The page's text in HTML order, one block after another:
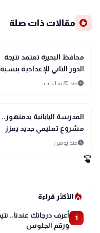
recommend مقالات ذات صلة
location_city
بحراوي
محافظ البحيرة تعتمد نتيجة
الدور الثاني للإعدادية بنسبة
نجاح 100%
scheduleمنذ 20 ساعات
location_city
بحراوي
المدرسة اليابانية بدمنهور..
مشروع تعليمي جديد يعزز
مستقبل التعليم في البحيرة
scheduleمنذ يومين
swipe
local_fire_departmentالأكثر قراءة
1
ورقم الجلوس